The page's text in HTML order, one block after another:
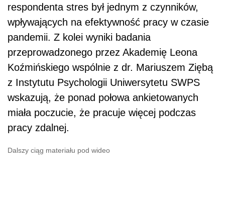
respondenta stres był jednym z czynników,
wpływających na efektywność pracy w czasie
pandemii. Z kolei wyniki badania
przeprowadzonego przez Akademię Leona
Koźmińskiego wspólnie z dr. Mariuszem Ziębą
z Instytutu Psychologii Uniwersytetu SWPS
wskazują, że ponad połowa ankietowanych
miała poczucie, że pracuje więcej podczas
pracy zdalnej.
Dalszy ciąg materiału pod wideo